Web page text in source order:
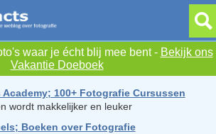
waar je écht blij mee bent - Bekijk ons
Vakantie Doeboek
100+ Fotografie Cursussen
wordt makkelijker en leuker
Boeken over Fotografie